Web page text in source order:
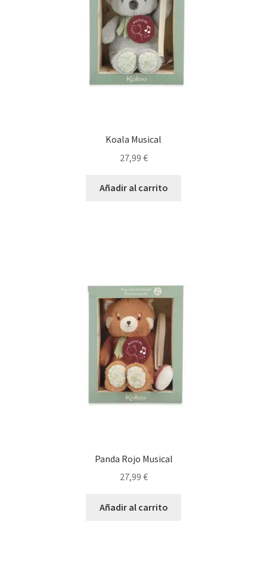
Koala Musical
27,99 €
Añadir al carrito
Panda Rojo Musical
27,99 €
Añadir al carrito